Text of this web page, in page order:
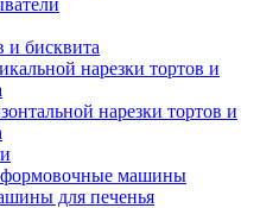
и бисквита
нарезки тортов и
нарезки тортов и
машины
для печенья